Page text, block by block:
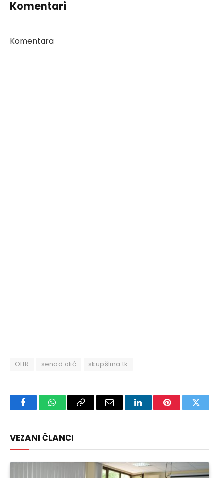
Komentari
Komentara
OHR senad alić skupština tk
FacebookWhatsAppCopy
Email LinkedInPinterest
VEZANI ČLANCI